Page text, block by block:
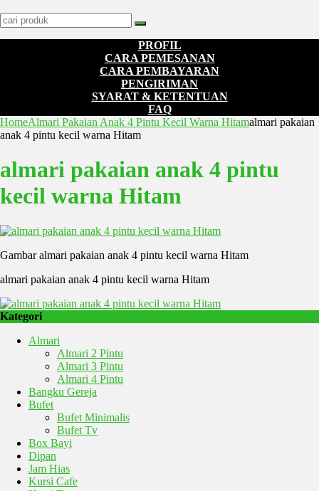
PROFIL
CARA PEMESANAN
CARA PEMBAYARAN
PENGIRIMAN
SYARAT & KETENTUAN
FAQ
HomeAlmari Pakaian Anak 4 Pintu Kecil Warna Hitamalmari pakaian
anak 4 pintu kecil warna Hitam
almari pakaian anak 4 pintu
kecil warna Hitam
Gambar almari pakaian anak 4 pintu kecil warna Hitam
almari pakaian anak 4 pintu kecil warna Hitam
Kategori
Almari
Almari 2 Pintu
Almari 3 Pintu
Almari 4 Pintu
Bangku Gereja
Bufet
Bufet Minimalis
Bufet Tv
Box Bayi
Dipan
Jam Hias
Kursi Cafe